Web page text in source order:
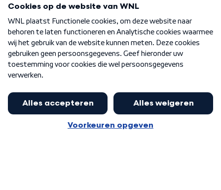
Nieuwsbrief
Word Lid